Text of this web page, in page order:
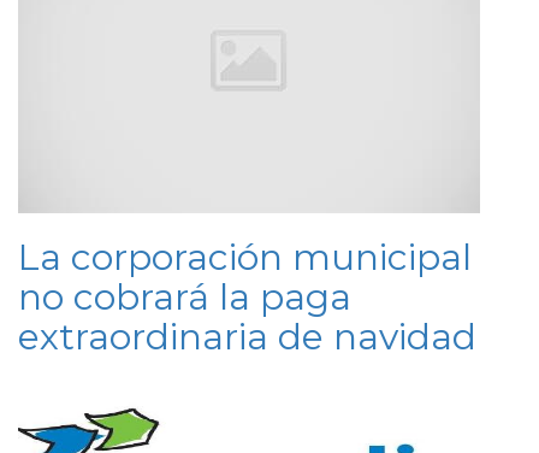
La corporación municipal
no cobrará la paga
extraordinaria de navidad